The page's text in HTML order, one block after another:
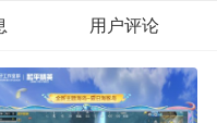
用户评论